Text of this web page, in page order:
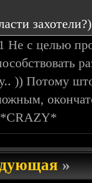
захотели?)
с целью
)) Потому
*CRAZY*
»